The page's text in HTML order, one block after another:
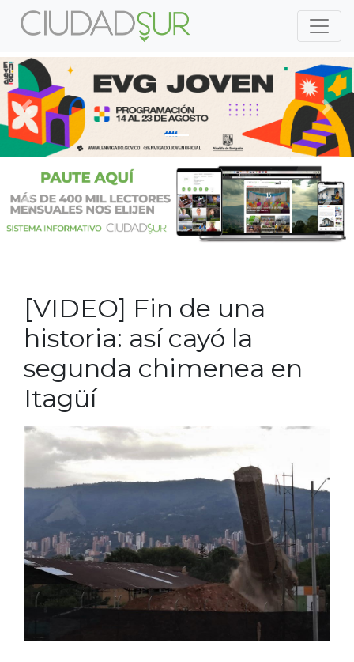
Previous
Previous
[VIDEO] Fin de una
historia: así cayó la
segunda chimenea en
Itagüí